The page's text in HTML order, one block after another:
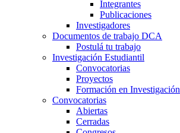
Integrantes
Publicaciones
Investigadores
Documentos de trabajo DCA
Postulá tu trabajo
Investigación Estudiantil
Convocatorias
Proyectos
Formación en Investigación
Convocatorias
Abiertas
Cerradas